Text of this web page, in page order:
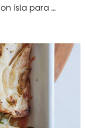
Crema de fresa y ruibarbo con isla para Camille